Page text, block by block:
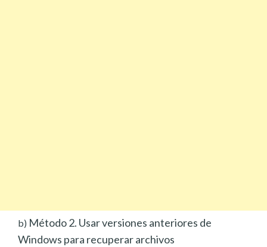
b) Método 2. Usar versiones anteriores de
Windows para recuperar archivos